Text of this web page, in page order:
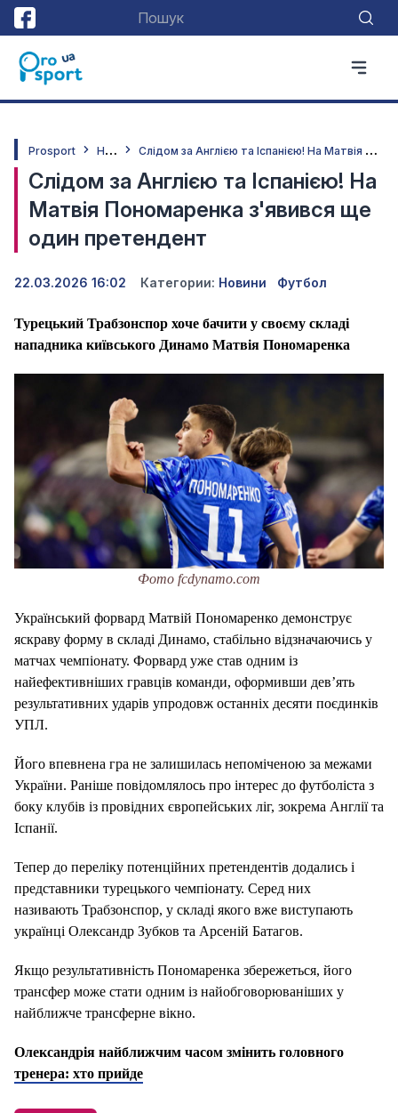
Prosport Н
овини С
лідом за Англією та Іспанією! На Матвія Пономаренка з'явився ще один претендент
Слідом за Англією та Іспанією! На
Матвія Пономаренка з'явився ще
один претендент
22.03.2026 16:02 Категории: Новини Футбол
Турецький Трабзонспор хоче бачити у своєму складі
нападника київського Динамо Матвія Пономаренка
Фото fcdynamo.com
Український форвард Матвій Пономаренко демонструє
яскраву форму в складі Динамо, стабільно відзначаючись у
матчах чемпіонату. Форвард уже став одним із
найефективніших гравців команди, оформивши дев’ять
результативних ударів упродовж останніх десяти поєдинків
УПЛ.
Його впевнена гра не залишилась непоміченою за межами
України. Раніше повідомлялось про інтерес до футболіста з
боку клубів із провідних європейських ліг, зокрема Англії та
Іспанії.
Тепер до переліку потенційних претендентів додались і
представники турецького чемпіонату. Серед них
називають Трабзонспор, у складі якого вже виступають
українці Олександр Зубков та Арсеній Батагов.
Якщо результативність Пономаренка збережеться, його
трансфер може стати одним із найобговорюваніших у
найближче трансферне вікно.
Олександрія найближчим часом змінить головного
тренера: хто прийде